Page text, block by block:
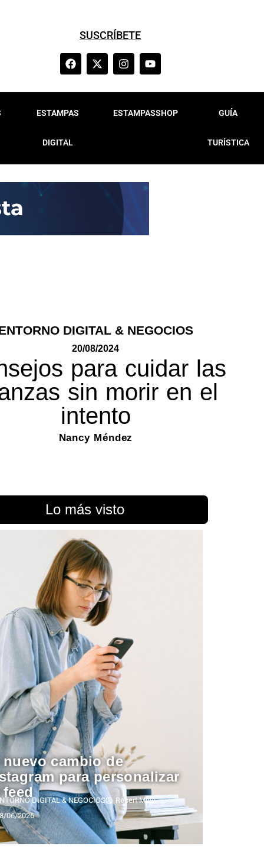
SUSCRÍBETE
ESTAMPAS
DIGITAL
ESTAMPASSHOP GUÍA
TURÍSTICA
DIGITAL & NEGOCIOS
20/08/2024
para cuidar las
sin morir en el
intento
Nancy Méndez
Lo más visto
nuevo cambio de
para personalizar
DIGITAL & NEGOCIOS
Robert Melo
06/2026